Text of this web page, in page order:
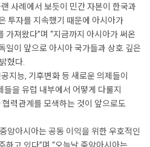
사례에서 보듯이 민간 자본이 한국과
투자를 지속했기 때문에 아시아가
져왔다”며 “지금까지 아시아가 써온
일이 앞으로 아시아 국가들과 상호 깊은
혔다.
지능, 기후변화 등 새로운 의제들이
을 유럽 내부에서 어떻게 다룰지
력관계를 모색하는 것이 앞으로도
앙아시아는 공동 이익을 위한 우호적인